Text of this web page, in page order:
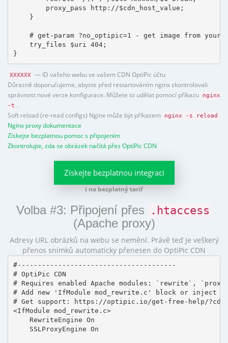
        proxy_pass http://$cdn_host_value;
    }
# get-param ?no_optipic=1 - get image from your
    try_files $uri 404;
}
XXXXXX
— ID vašeho webu ve vašem CDN OptiPic účtu
Důrazně doporučujeme, abyste před restartováním nginx zkontrolovali
správnost nové verze konfigurace. Můžete to udělat pomocí příkazu
nginx
-t .
Soft reload (re-read configs) Nginx může být příkazem
nginx -s reload
Nginx proxy dokumentace
Získejte bezplatnou pomoc s připojením
Zkontrolujte, zda se obrázek načítá přes OptiPic CDN
Získejte bezplatnou integraci
i na bezplatný tarif
Volba #3: Připojení přes .htaccess
(Apache proxy)
Adresy URL obrázků na webu se nemění. Právě teď je veškerý
přenos snímků automaticky přenesen do OptiPic CDN
#---------------------------------------
# OptiPic CDN
# Requires enabled Apache modules: `rewrite`,
# Add new 'IfModule mod_rewrite.c' block or inject
# Get support: https://optipic.io/get-free-help/
<IfModule mod_rewrite.c>
    RewriteEngine On
    SSLProxyEngine On